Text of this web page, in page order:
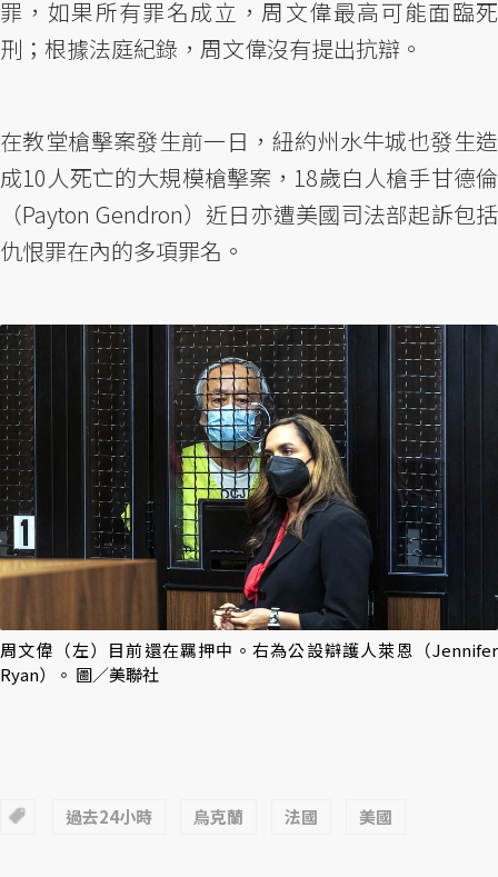
罪，如果所有罪名成立，周文偉最高可能面臨死
刑；根據法庭紀錄，周文偉沒有提出抗辯。
在教堂槍擊案發生前一日，紐約州水牛城也發生造
成10人死亡的大規模槍擊案，18歲白人槍手甘德倫
（Payton Gendron）近日亦遭美國司法部起訴包括
仇恨罪在內的多項罪名。
周文偉（左）目前還在羈押中。右為公設辯護人萊恩（Jennifer
Ryan）。 圖／美聯社
過去24小時 烏克蘭 法國 美國